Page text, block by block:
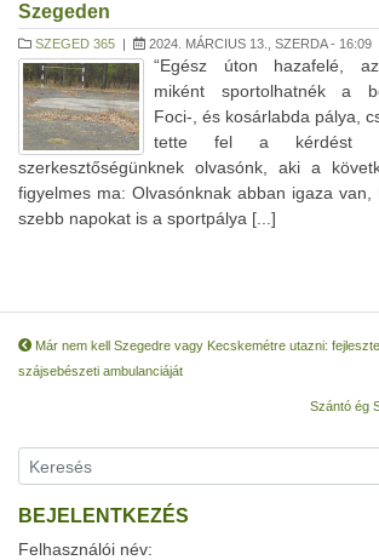
Szegeden
SZEGED 365 | 2024. MÁRCIUS 13., SZERDA - 16:09
“Egész úton hazafelé,
miként sportolhatnék a
Foci-, és kosárlabda pálya,
tette fel a kérdést
szerkesztőségünknek olvasónk, aki a
figyelmes ma: Olvasónknak abban igaza
szebb napokat is a sportpálya [...]
Már nem kell Szegedre vagy Kecskemétre utazni:
szájsebészeti ambulanciáját
Szántó ég
BEJELENTKEZÉS
Felhasználói név: